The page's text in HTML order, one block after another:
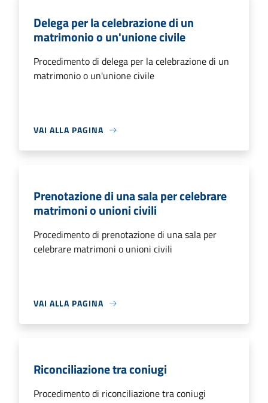
Delega per la celebrazione di un
matrimonio o un'unione civile
Procedimento di delega per la celebrazione di un
matrimonio o un'unione civile
VAI ALLA PAGINA
Prenotazione di una sala per celebrare
matrimoni o unioni civili
Procedimento di prenotazione di una sala per
celebrare matrimoni o unioni civili
VAI ALLA PAGINA
Riconciliazione tra coniugi
Procedimento di riconciliazione tra coniugi